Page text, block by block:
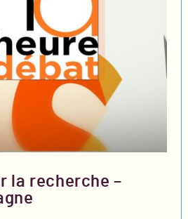
la recherche –